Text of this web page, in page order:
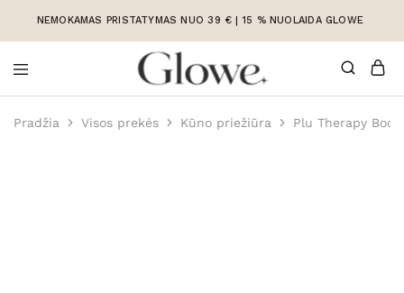
NEMOKAMAS PRISTATYMAS NUO 39 € | 15 % NUOLAIDA GLOWE
Korėjietiška
Korėjietiška
internetu
Pradžia Visos prekės Kūno priežiūra Plu Therapy